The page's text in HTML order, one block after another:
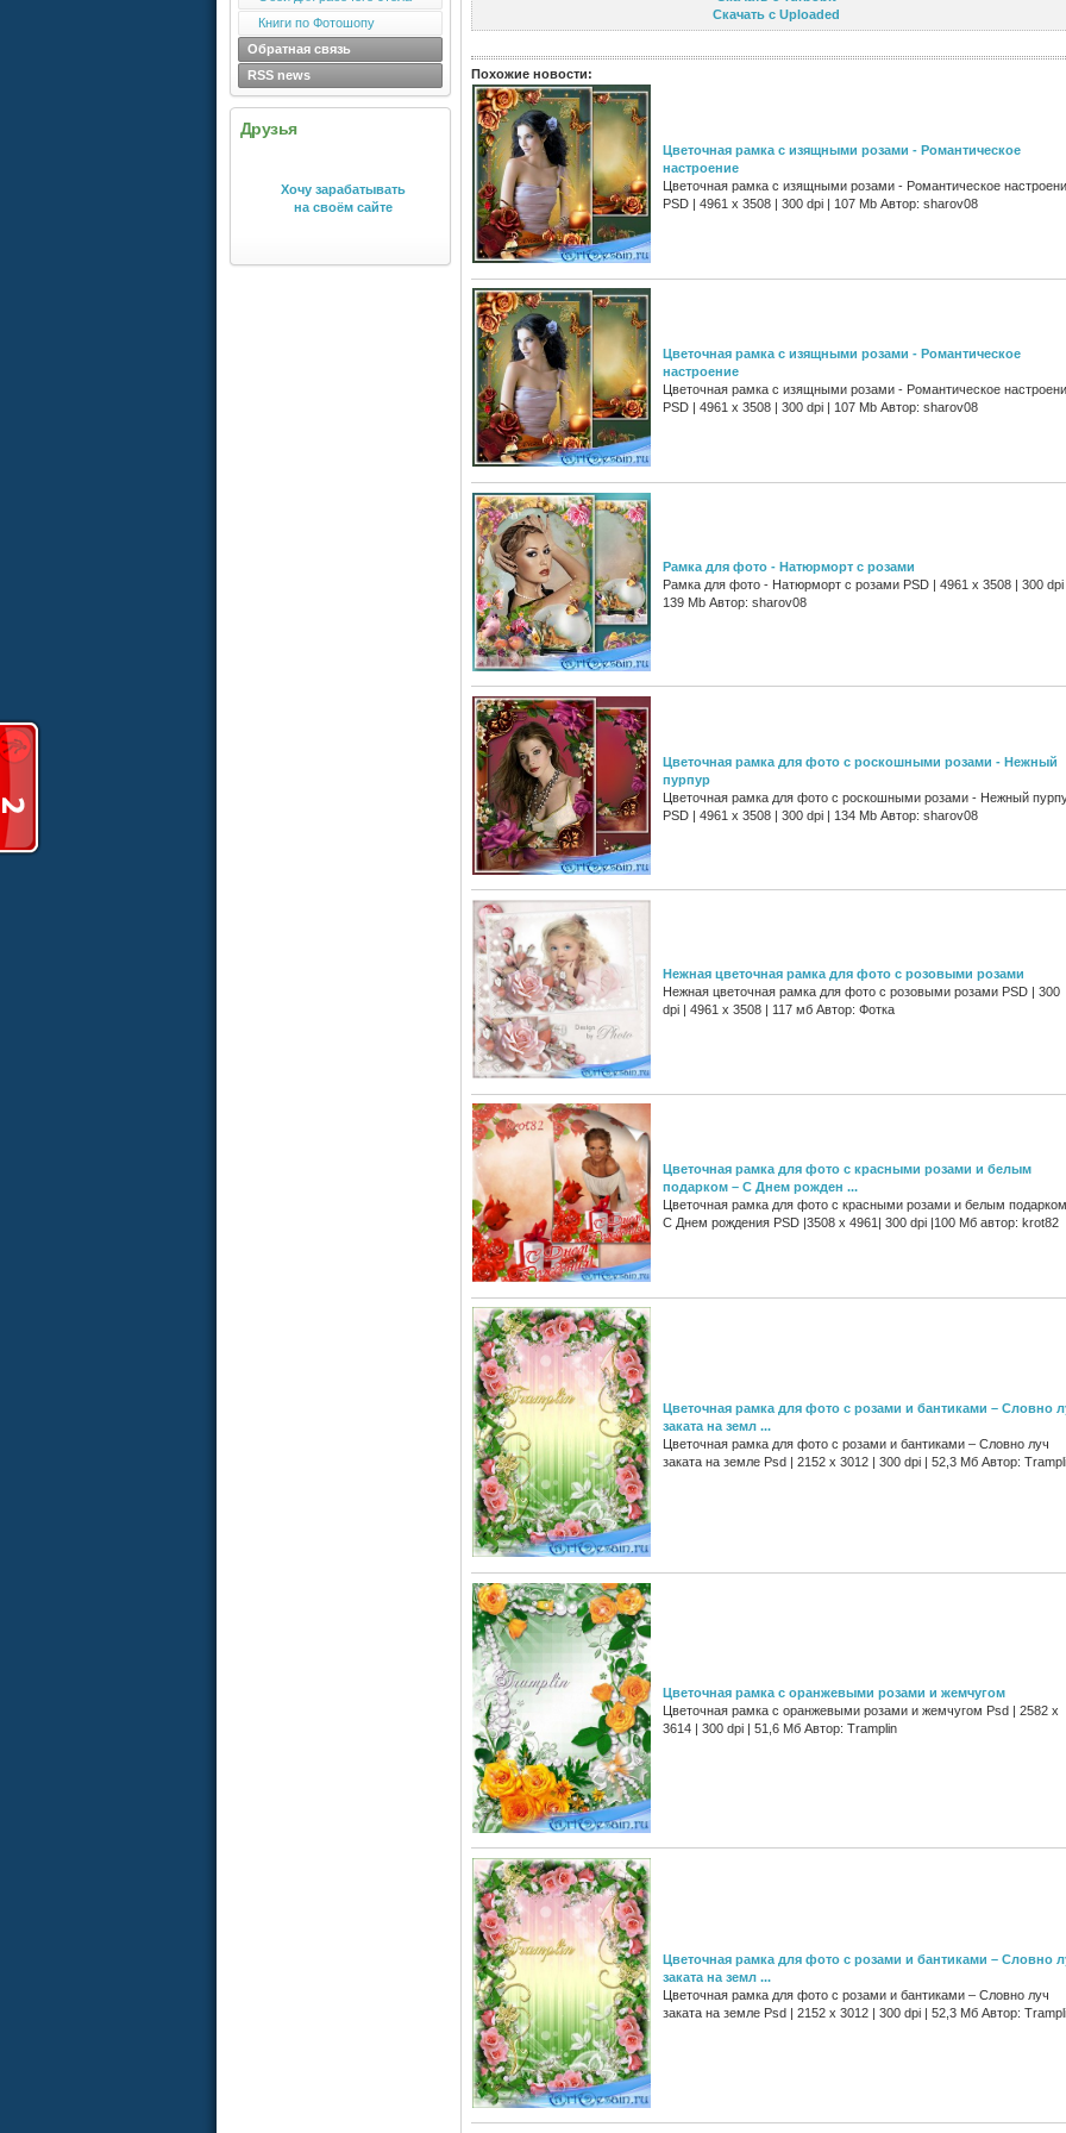
Книги по Фотошопу
Обратная связь
RSS news
Друзья
Хочу зарабатывать
на своём сайте
Скачать с Uploaded
Похожие новости:
Цветочная рамка с изящными розами - Романтическое
настроение
Цветочная рамка с изящными розами - Романтическое
PSD | 4961 х 3508 | 300 dpi | 107 Mb Автор: sharov08
Цветочная рамка с изящными розами - Романтическое
настроение
Цветочная рамка с изящными розами - Романтическое
PSD | 4961 х 3508 | 300 dpi | 107 Mb Автор: sharov08
Рамка для фото - Натюрморт с розами
Рамка для фото - Натюрморт с розами PSD | 4961 х 3508 | 300 dpi
139 Mb Автор: sharov08
Цветочная рамка для фото с роскошными розами - Нежный
пурпур
Цветочная рамка для фото с роскошными розами - Нежный
PSD | 4961 х 3508 | 300 dpi | 134 Mb Автор: sharov08
Нежная цветочная рамка для фото с розовыми розами
Нежная цветочная рамка для фото с розовыми розами PSD | 300
dpi | 4961 x 3508 | 117 мб Автор: Фотка
Цветочная рамка для фото с красными розами и белым
подарком – С Днем рожден ...
Цветочная рамка для фото с красными розами и белым
С Днем рождения PSD |3508 x 4961| 300 dpi |100 Мб автор: krot82
Цветочная рамка для фото с розами и бантиками – Словно
заката на земл ...
Цветочная рамка для фото с розами и бантиками – Словно луч
заката на земле Psd | 2152 x 3012 | 300 dpi | 52,3 Мб Автор:
Цветочная рамка с оранжевыми розами и жемчугом
Цветочная рамка с оранжевыми розами и жемчугом Psd | 2582 x
3614 | 300 dpi | 51,6 Мб Автор: Tramplin
Цветочная рамка для фото с розами и бантиками – Словно
заката на земл ...
Цветочная рамка для фото с розами и бантиками – Словно луч
заката на земле Psd | 2152 x 3012 | 300 dpi | 52,3 Мб Автор: